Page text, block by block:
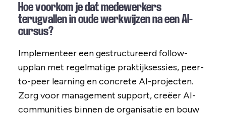
Hoe voorkom je dat medewerkers
terugvallen in oude werkwijzen na een AI-
cursus?
Implementeer een gestructureerd follow-
upplan met regelmatige praktijksessies, peer-
to-peer learning en concrete AI-projecten.
Zorg voor management support, creëer AI-
communities binnen de organisatie en bouw